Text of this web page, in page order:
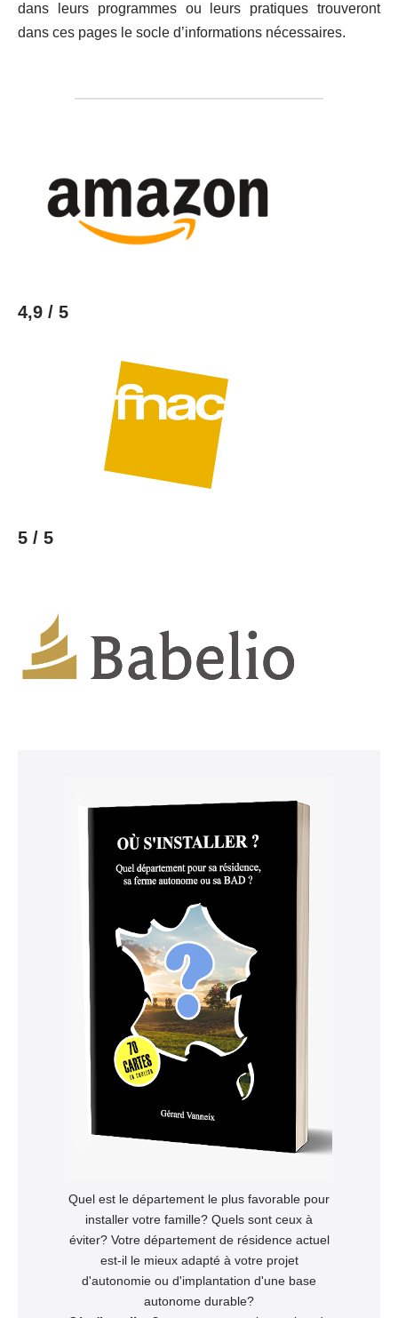
dans leurs programmes ou leurs pratiques trouveront
dans ces pages le socle d’informations nécessaires.
4,9 / 5
5 / 5
Quel est le département le plus favorable pour
installer votre famille? Quels sont ceux à
éviter? Votre département de résidence actuel
est-il le mieux adapté à votre projet
d'autonomie ou d'implantation d'une base
autonome durable?